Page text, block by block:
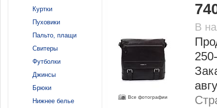
Все фотографии
В
Куртки
Пуховики
Пальто, плащи
Свитеры
Футболки
Джинсы
Брюки
Нижнее белье